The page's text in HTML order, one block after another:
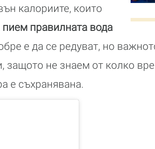
калориите, които
правилната вода
е да се редуват, но
защото не знаем от колко
е съхранявана.